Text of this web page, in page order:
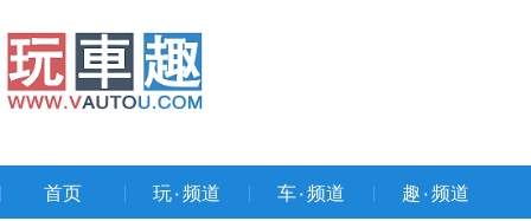
首页 玩۰频道 车۰频道 趣۰频道